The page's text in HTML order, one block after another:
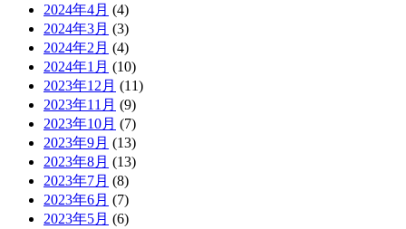
2024年4月 (4)
2024年3月 (3)
2024年2月 (4)
2024年1月 (10)
2023年12月 (11)
2023年11月 (9)
2023年10月 (7)
2023年9月 (13)
2023年8月 (13)
2023年7月 (8)
2023年6月 (7)
2023年5月 (6)